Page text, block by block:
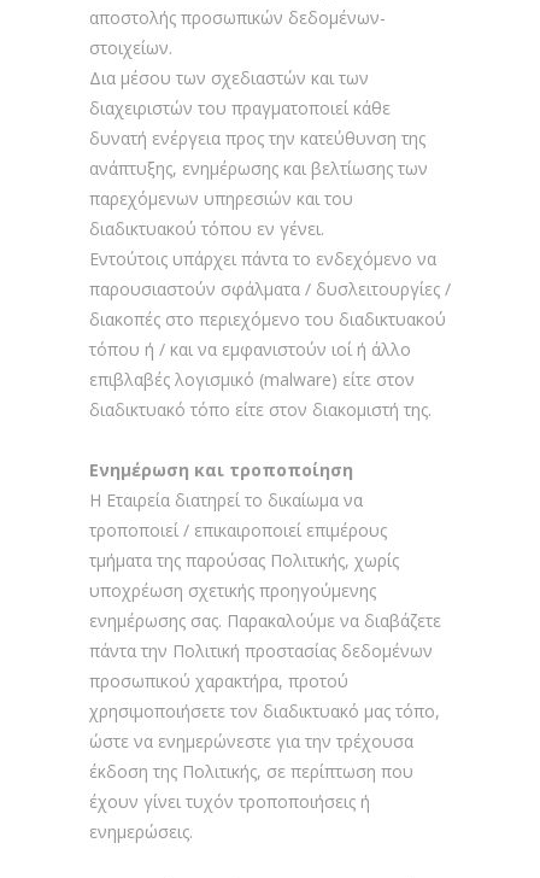
αποστολής προσωπικών δεδομένων-
στοιχείων.
Δια μέσου των σχεδιαστών και των
διαχειριστών του πραγματοποιεί κάθε
δυνατή ενέργεια προς την κατεύθυνση της
ανάπτυξης, ενημέρωσης και βελτίωσης των
παρεχόμενων υπηρεσιών και του
διαδικτυακού τόπου εν γένει.
Εντούτοις υπάρχει πάντα το ενδεχόμενο να
παρουσιαστούν σφάλματα / δυσλειτουργίες /
διακοπές στο περιεχόμενο του διαδικτυακού
τόπου ή / και να εμφανιστούν ιοί ή άλλο
επιβλαβές λογισμικό (malware) είτε στον
διαδικτυακό τόπο είτε στον διακομιστή της.
Ενημέρωση και τροποποίηση
Η Εταιρεία διατηρεί το δικαίωμα να
τροποποιεί / επικαιροποιεί επιμέρους
τμήματα της παρούσας Πολιτικής, χωρίς
υποχρέωση σχετικής προηγούμενης
ενημέρωσης σας. Παρακαλούμε να διαβάζετε
πάντα την Πολιτική προστασίας δεδομένων
προσωπικού χαρακτήρα, προτού
χρησιμοποιήσετε τον διαδικτυακό μας τόπο,
ώστε να ενημερώνεστε για την τρέχουσα
έκδοση της Πολιτικής, σε περίπτωση που
έχουν γίνει τυχόν τροποποιήσεις ή
ενημερώσεις.